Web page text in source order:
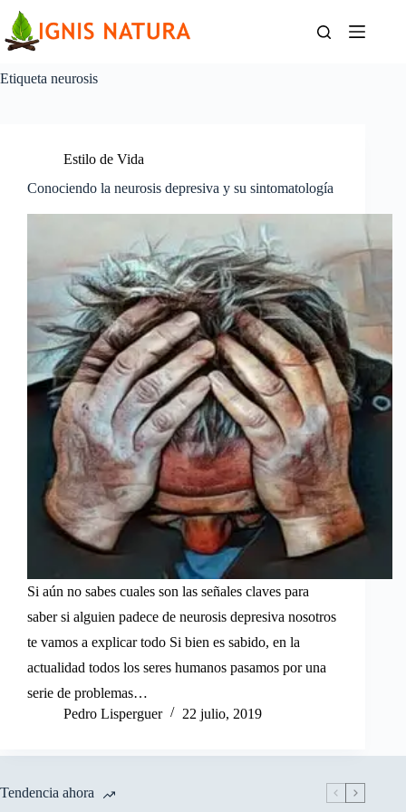
contenido
Etiqueta neurosis
Estilo de Vida
Conociendo la neurosis depresiva y su sintomatología
Si aún no sabes cuales son las señales claves para
saber si alguien padece de neurosis depresiva nosotros
te vamos a explicar todo Si bien es sabido, en la
actualidad todos los seres humanos pasamos por una
serie de problemas…
Pedro Lisperguer
22 julio, 2019
Tendencia ahora